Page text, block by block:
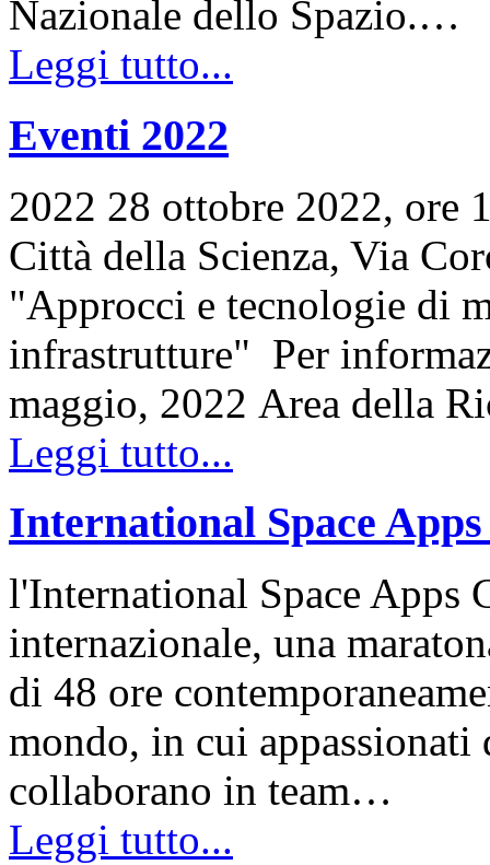
Nazionale dello Spazio.…
Leggi tutto...
Eventi 2022
2022 28 ottobre 2022, ore
Città della Scienza, Via
"Approcci e tecnologie di
infrastrutture" Per
maggio, 2022 Area della
Leggi tutto...
International Space
l'International Space Apps
internazionale, una
di 48 ore
mondo, in cui appassionati
collaborano in team…
Leggi tutto...